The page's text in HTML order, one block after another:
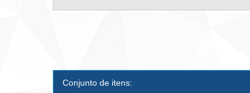
Conjunto de itens: